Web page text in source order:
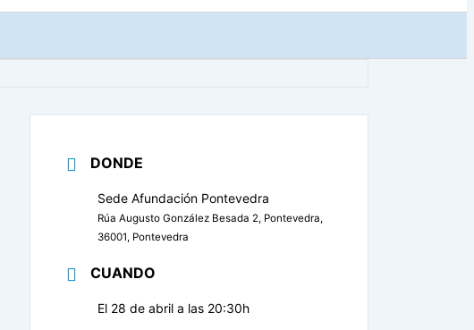
DONDE
Sede Afundación Pontevedra
Rúa Augusto González Besada 2, Pontevedra,
36001, Pontevedra
CUANDO
El 28 de abril a las 20:30h